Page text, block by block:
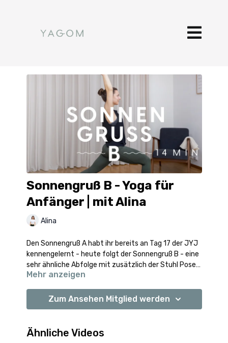
Sonnengruß B - Yoga für
Anfänger | mit Alina
Alina
Den Sonnengruß A habt ihr bereits an Tag 17 der JYJ
kennengelernt - heute folgt der Sonnengruß B - eine
sehr ähnliche Abfolge mit zusätzlich der Stuhl Pose
und dem Krieger 1/ Ausfallschritt. Die Abfolge wärmt
und Energie. Perfekt als Morgenroutine oder als kurze
Einheit für zwischendurch 😊
Mehr anzeigen
Zum Ansehen Mitglied werden
Ähnliche Videos